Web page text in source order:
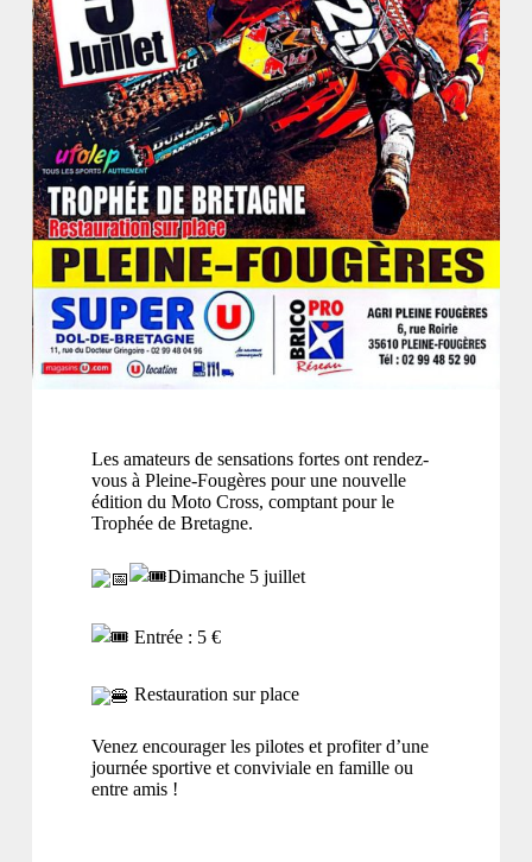
Les amateurs de sensations fortes ont rendez-
vous à Pleine-Fougères pour une nouvelle
édition du Moto Cross, comptant pour le
Trophée de Bretagne.
Dimanche 5 juillet
Entrée : 5 €
Restauration sur place
Venez encourager les pilotes et profiter d’une
journée sportive et conviviale en famille ou
entre amis !